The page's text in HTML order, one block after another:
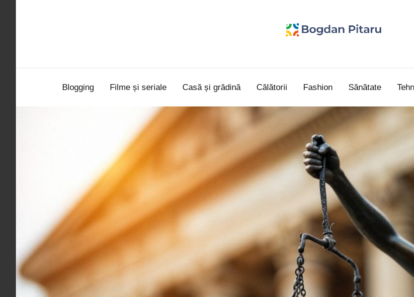
Pitaru
personal
Blogging
Filme și seriale Casă și grădină Călătorii Fashion Sănătate